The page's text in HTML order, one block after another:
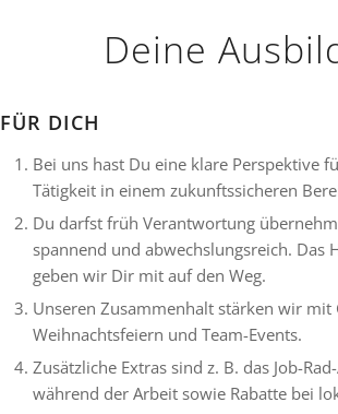
Deine
FÜR DICH
Bei uns hast Du eine klare Perspektive
Tätigkeit in einem zukunftssicheren
Du darfst früh Verantwortung
spannend und abwechslungsreich. Das
geben wir Dir mit auf den Weg.
Unseren Zusammenhalt stärken wir mit
Weihnachtsfeiern und Team-Events.
Zusätzliche Extras sind z. B. das Job-
während der Arbeit sowie Rabatte bei